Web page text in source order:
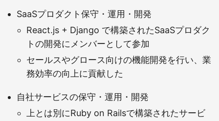
SaaSプロダクト保守・運用・開発
React.js + Django で構築されたSaaSプロダク
トの開発にメンバーとして参加
セールスやグロース向けの機能開発を行い、業
務効率の向上に貢献した
自社サービスの保守・運用・開発
上とは別にRuby on Railsで構築されたサービ